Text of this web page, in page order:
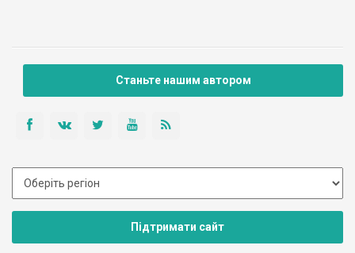
Станьте нашим автором
Підтримати сайт